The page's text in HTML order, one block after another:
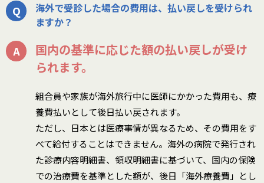
海外で受診した場合の費用は、払い戻しを受けられ
ますか？
国内の基準に応じた額の払い戻しが受け
られます。
組合員や家族が海外旅行中に医師にかかった費用も、療
養費払いとして後日払い戻されます。
ただし、日本とは医療事情が異なるため、その費用をす
べて給付することはできません。海外の病院で発行され
た診療内容明細書、領収明細書に基づいて、国内の保険
での治療費を基準とした額が、後日「海外療養費」とし